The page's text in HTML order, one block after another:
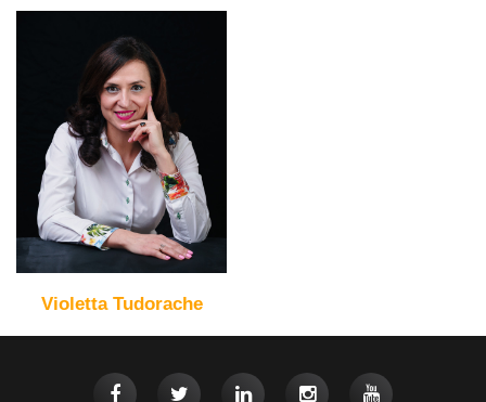
Violetta Tudorache